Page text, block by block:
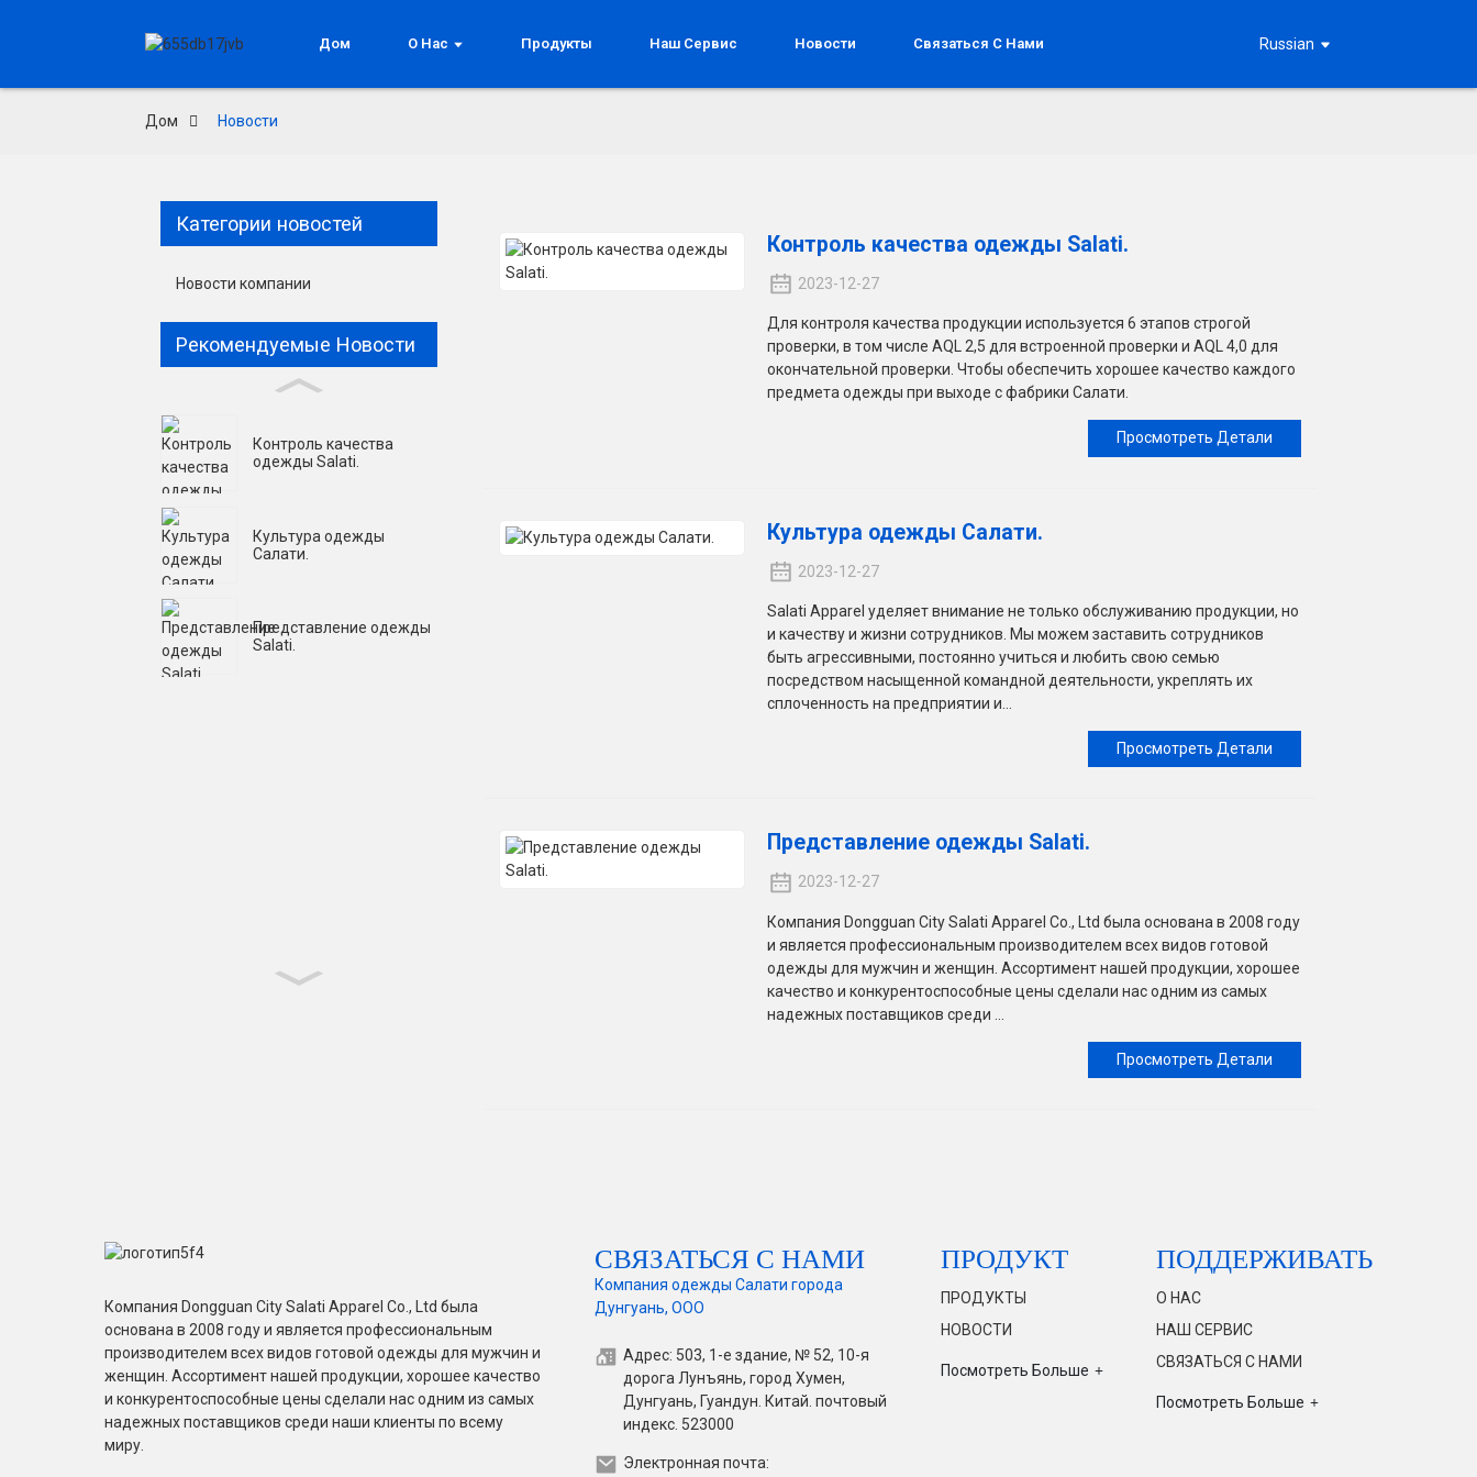
Дом О Нас Продукты Наш Сервис Новости Связаться С Нами Russian
Дом Новости
Категории новостей
Новости компании
Рекомендуемые Новости
Контроль качества
одежды Salati.
Культура одежды
Салати.
Представление одежды
Salati.
Контроль качества одежды Salati.
2023-12-27
Для контроля качества продукции используется 6 этапов строгой
проверки, в том числе AQL 2,5 для встроенной проверки и AQL 4,0 для
окончательной проверки. Чтобы обеспечить хорошее качество каждого
предмета одежды при выходе с фабрики Салати.
Просмотреть Детали
Культура одежды Салати.
2023-12-27
Salati Apparel уделяет внимание не только обслуживанию продукции, но
и качеству и жизни сотрудников. Мы можем заставить сотрудников
быть агрессивными, постоянно учиться и любить свою семью
посредством насыщенной командной деятельности, укреплять их
сплоченность на предприятии и...
Просмотреть Детали
Представление одежды Salati.
2023-12-27
Компания Dongguan City Salati Apparel Co., Ltd была основана в 2008 году
и является профессиональным производителем всех видов готовой
одежды для мужчин и женщин. Ассортимент нашей продукции, хорошее
качество и конкурентоспособные цены сделали нас одним из самых
надежных поставщиков среди ...
Просмотреть Детали
Компания Dongguan City Salati Apparel Co., Ltd была
основана в 2008 году и является профессиональным
производителем всех видов готовой одежды для мужчин и
женщин. Ассортимент нашей продукции, хорошее качество
и конкурентоспособные цены сделали нас одним из самых
надежных поставщиков среди наши клиенты по всему
миру.
СВЯЗАТЬСЯ С НАМИ
Компания одежды Салати города
Дунгуань, ООО
Адрес: 503, 1-е здание, № 52, 10-я
дорога Лунъянь, город Хумен,
Дунгуань, Гуандун. Китай. почтовый
индекс. 523000
Электронная почта:
ПРОДУКТ
ПРОДУКТЫ
НОВОСТИ
Посмотреть Больше
ПОДДЕРЖИВАТЬ
О НАС
НАШ СЕРВИС
СВЯЗАТЬСЯ С НАМИ
Посмотреть Больше